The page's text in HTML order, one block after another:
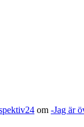
om -Jag är